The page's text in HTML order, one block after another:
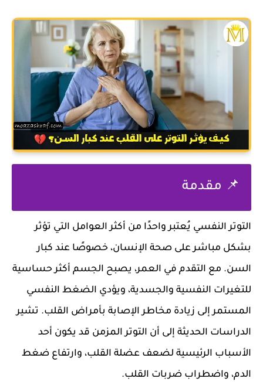
📌 مقدمة
التوتر النفسي يُعتبر واحدًا من أكثر العوامل التي تؤثر
بشكل مباشر على صحة الإنسان، خصوصًا عند كبار
السن. مع التقدم في العمر، يصبح الجسم أكثر حساسية
للتغيرات النفسية والجسدية، ويؤدي الضغط النفسي
المستمر إلى زيادة مخاطر الإصابة بأمراض القلب. تشير
الدراسات الحديثة إلى أن التوتر المزمن قد يكون أحد
الأسباب الرئيسية لضعف عضلة القلب، وارتفاع ضغط
الدم، واضطراب ضربات القلب.